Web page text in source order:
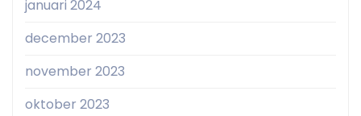
januari 2024
december 2023
november 2023
oktober 2023